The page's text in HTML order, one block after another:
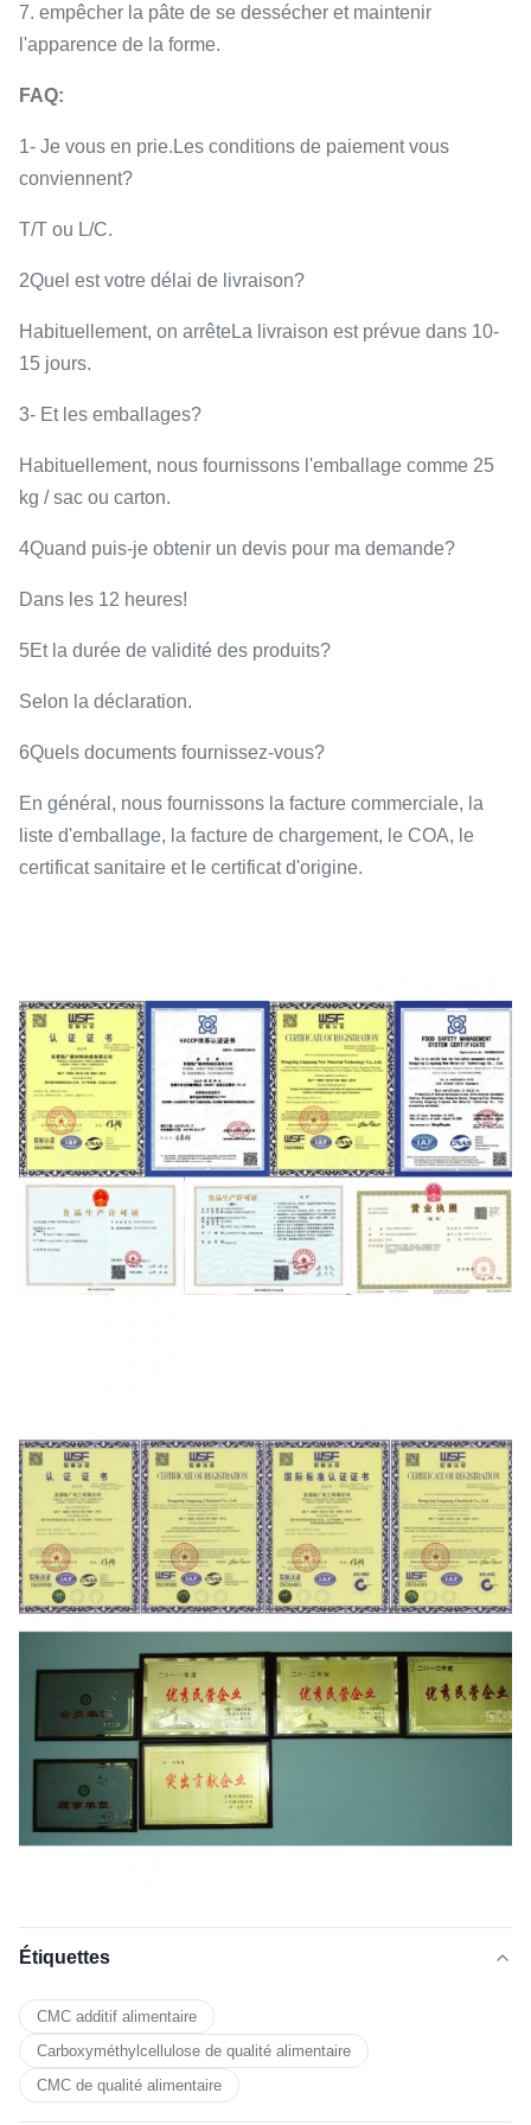
7. empêcher la pâte de se dessécher et maintenir
l'apparence de la forme.
FAQ:
1- Je vous en prie. Les conditions de paiement vous
conviennent?
T/T ou L/C.
2Quel est votre délai de livraison?
Habituellement, on arrêteLa livraison est prévue dans 10-
15 jours.
3- Et les emballages?
Habituellement, nous fournissons l'emballage comme 25
kg / sac ou carton.
4Quand puis-je obtenir un devis pour ma demande?
Dans les 12 heures!
5Et la durée de validité des produits?
Selon la déclaration.
6Quels documents fournissez-vous?
En général, nous fournissons la facture commerciale, la
liste d'emballage, la facture de chargement, le COA, le
certificat sanitaire et le certificat d'origine.
Étiquettes
CMC additif alimentaire
Carboxyméthylcellulose de qualité alimentaire
CMC de qualité alimentaire